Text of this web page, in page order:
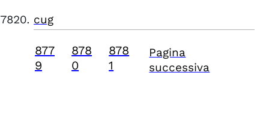
cug
877
9
878
0
878
1
Pagina
successiva